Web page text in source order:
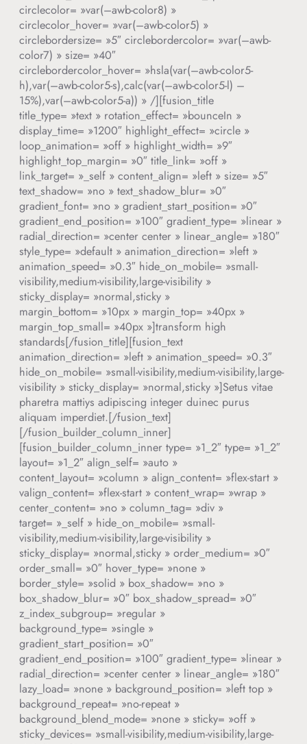
circlecolor= »var(–awb-color8) »
circlecolor_hover= »var(–awb-color5) »
circlebordersize= »5″ circlebordercolor= »var(–awb-
color7) » size= »40″
circlebordercolor_hover= »hsla(var(–awb-color5-
h),var(–awb-color5-s),calc(var(–awb-color5-l) –
15%),var(–awb-color5-a)) » /][fusion_title
title_type= »text » rotation_effect= »bounceIn »
display_time= »1200″ highlight_effect= »circle »
loop_animation= »off » highlight_width= »9″
highlight_top_margin= »0″ title_link= »off »
link_target= »_self » content_align= »left » size= »5″
text_shadow= »no » text_shadow_blur= »0″
gradient_font= »no » gradient_start_position= »0″
gradient_end_position= »100″ gradient_type= »linear »
radial_direction= »center center » linear_angle= »180″
style_type= »default » animation_direction= »left »
animation_speed= »0.3″ hide_on_mobile= »small-
visibility,medium-visibility,large-visibility »
sticky_display= »normal,sticky »
margin_bottom= »10px » margin_top= »40px »
margin_top_small= »40px »]transform high
standards[/fusion_title][fusion_text
animation_direction= »left » animation_speed= »0.3″
hide_on_mobile= »small-visibility,medium-visibility,large-
visibility » sticky_display= »normal,sticky »]Setus vitae
pharetra mattiys adipiscing integer duinec purus
aliquam imperdiet.[/fusion_text]
[/fusion_builder_column_inner]
[fusion_builder_column_inner type= »1_2″ type= »1_2″
layout= »1_2″ align_self= »auto »
content_layout= »column » align_content= »flex-start »
valign_content= »flex-start » content_wrap= »wrap »
center_content= »no » column_tag= »div »
target= »_self » hide_on_mobile= »small-
visibility,medium-visibility,large-visibility »
sticky_display= »normal,sticky » order_medium= »0″
order_small= »0″ hover_type= »none »
border_style= »solid » box_shadow= »no »
box_shadow_blur= »0″ box_shadow_spread= »0″
z_index_subgroup= »regular »
background_type= »single »
gradient_start_position= »0″
gradient_end_position= »100″ gradient_type= »linear »
radial_direction= »center center » linear_angle= »180″
lazy_load= »none » background_position= »left top »
background_repeat= »no-repeat »
background_blend_mode= »none » sticky= »off »
sticky_devices= »small-visibility,medium-visibility,large-